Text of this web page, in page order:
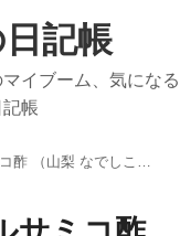
記帳
イブーム、気になる
帳
青空レストラン ｜ バルサミコ酢 （山梨 なでしこ農園）